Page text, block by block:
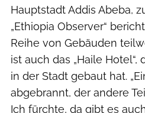
Hauptstadt Addis Abeba,
„Ethiopia Observer“
Reihe von Gebäuden
ist auch das „Haile Hotel“,
in der Stadt gebaut hat.
abgebrannt, der andere
Ich fürchte, da gibt es